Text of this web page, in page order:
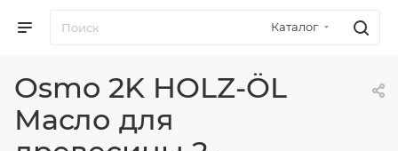
Каталог
Osmo 2K HOLZ-ÖL
Масло для